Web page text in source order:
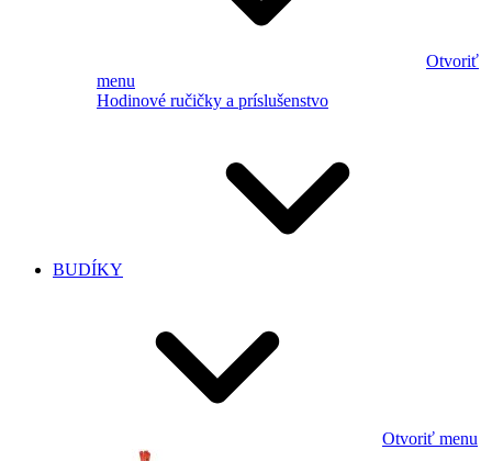
Otvoriť
menu
Hodinové ručičky a príslušenstvo
BUDÍKY
Otvoriť menu